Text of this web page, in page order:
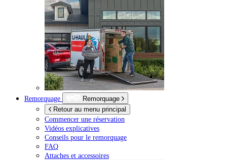
Remorquage
Remorquage
Retour au menu principal
Commencer une réservation
Vidéos explicatives
Conseils pour le remorquage
FAQ
Attaches et accessoires